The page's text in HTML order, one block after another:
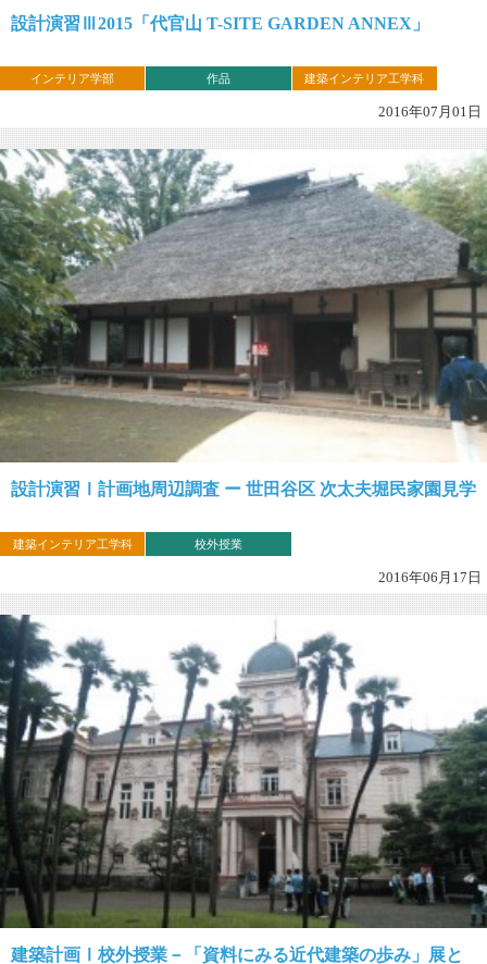
設計演習Ⅲ2015「代官山 T-SITE GARDEN ANNEX」
インテリア学部 作品 建築インテリア工学科
2016年07月01日
設計演習Ⅰ計画地周辺調査 ー 世田谷区 次太夫堀民家園見学
建築インテリア工学科 校外授業
2016年06月17日
建築計画Ⅰ校外授業－「資料にみる近代建築の歩み」展と